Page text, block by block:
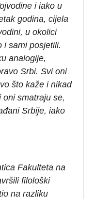
i iako u
godina, cijela
u okolici
i sami posjetili.
analogije,
Srbi. Svi oni
što kaže i nikad
smatraju se,
Srbije, iako
Fakulteta na
filološki
na razliku